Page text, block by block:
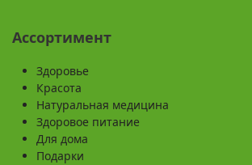
Ассортимент
Здоровье
Красота
Натуральная медицина
Здоровое питание
Для дома
Подарки